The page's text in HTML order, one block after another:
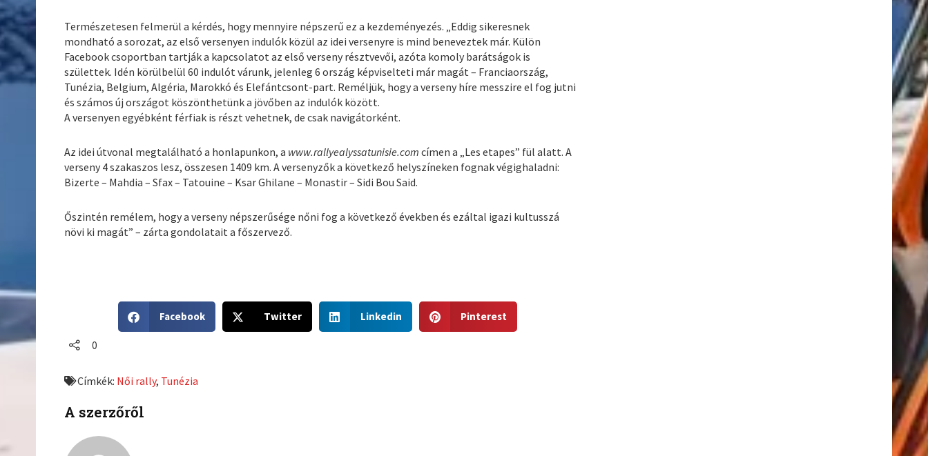
Természetesen felmerül a kérdés, hogy mennyire népszerű ez a kezdeményezés. „Eddig sikeresnek
mondható a sorozat, az első versenyen indulók közül az idei versenyre is mind beneveztek már. Külön
Facebook csoportban tartják a kapcsolatot az első verseny résztvevői, azóta komoly barátságok is
születtek. Idén körülbelül 60 indulót várunk, jelenleg 6 ország képviselteti már magát – Franciaország,
Tunézia, Belgium, Algéria, Marokkó és Elefántcsont-part. Reméljük, hogy a verseny híre messzire el fog jutni
és számos új országot köszönthetünk a jövőben az indulók között.
A versenyen egyébként férfiak is részt vehetnek, de csak navigátorként.
Az idei útvonal megtalálható a honlapunkon, a www.rallyealyssatunisie.com címen a „Les etapes” fül alatt. A
verseny 4 szakaszos lesz, összesen 1409 km. A versenyzők a következő helyszíneken fognak végighaladni:
Bizerte – Mahdia – Sfax – Tatouine – Ksar Ghilane – Monastir – Sidi Bou Said.
Őszintén remélem, hogy a verseny népszerűsége nőni fog a következő években és ezáltal igazi kultusszá
növi ki magát” – zárta gondolatait a főszervező.
h
o
f
Facebook
h
Twitter
h
Linkedin
h
Pinterest
0
Címkék: Női rally, Tunézia
A szerzőről